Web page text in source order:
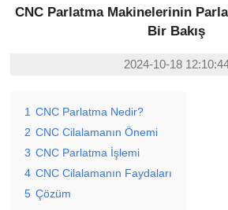
CNC Parlatma Makinelerinin
Bir Bakış
2024-10-18
1 CNC Parlatma Nedir?
2 CNC Cilalamanın Önemi
3 CNC Parlatma İşlemi
4 CNC Cilalamanın Faydaları
5 Çözüm